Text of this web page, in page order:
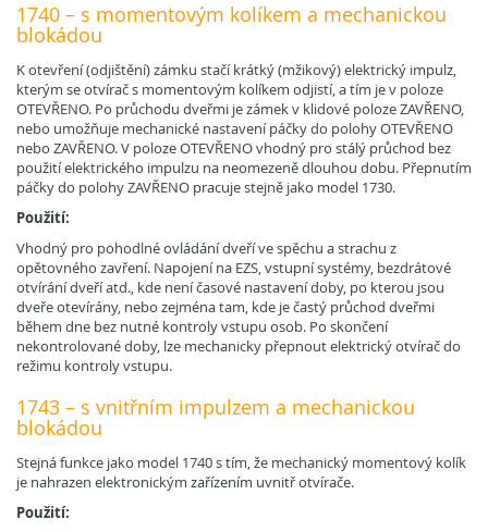
1740 – s momentovým kolíkem a mechanickou
blokádou
K otevření (odjištění) zámku stačí krátký (mžikový) elektrický impulz,
kterým se otvírač s momentovým kolíkem odjistí, a tím je v poloze
OTEVŘENO. Po průchodu dveřmi je zámek v klidové poloze ZAVŘENO,
nebo umožňuje mechanické nastavení páčky do polohy OTEVŘENO
nebo ZAVŘENO. V poloze OTEVŘENO vhodný pro stálý průchod bez
použití elektrického impulzu na neomezeně dlouhou dobu. Přepnutím
páčky do polohy ZAVŘENO pracuje stejně jako model 1730.
Použití:
Vhodný pro pohodlné ovládání dveří ve spěchu a strachu z
opětovného zavření. Napojení na EZS, vstupní systémy, bezdrátové
otvírání dveří atd., kde není časové nastavení doby, po kterou jsou
dveře otevírány, nebo zejména tam, kde je častý průchod dveřmi
během dne bez nutné kontroly vstupu osob. Po skončení
nekontrolované doby, lze mechanicky přepnout elektrický otvírač do
režimu kontroly vstupu.
1743 – s vnitřním impulzem a mechanickou
blokádou
Stejná funkce jako model 1740 s tím, že mechanický momentový kolík
je nahrazen elektronickým zařízením uvnitř otvírače.
Použití: